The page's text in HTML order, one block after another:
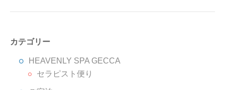
カテゴリー
HEAVENLY SPA GECCA
セラピスト便り